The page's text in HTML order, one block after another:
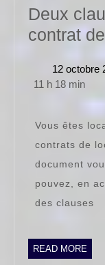
Deux
contrat
12 octobre
11 h 18 min
Vous êtes
contrats de
document
pouvez, en
des clauses
READ MORE